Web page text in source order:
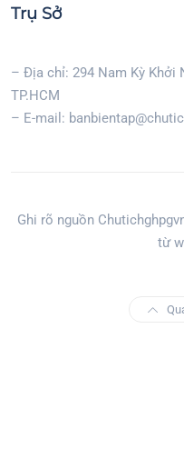
Trụ Sở
– Địa chỉ: 294 Nam Kỳ Khởi
TP.HCM
– E-mail:
Ghi rõ nguồn
từ